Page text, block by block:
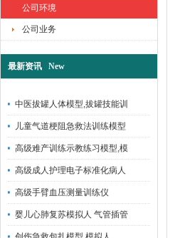
公司环境
公司业务
最新资讯 New
中医拔罐人体模型,拔罐技能训
儿童气道梗阻急救法训练模型
高级难产训练示教练习模型,模
高级成人护理电子标准化病人
高级手臂血压测量训练仪
婴儿心肺复苏模拟人 气管插管